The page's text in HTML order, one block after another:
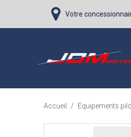
Votre
Accueil / Equipements